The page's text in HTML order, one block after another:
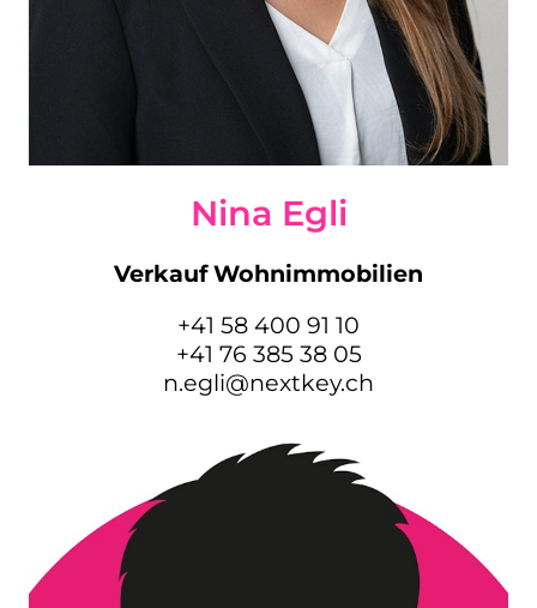
Nina Egli
Verkauf Wohnimmobilien
+41 58 400 91 10
+41 76 385 38 05
n.egli@nextkey.ch